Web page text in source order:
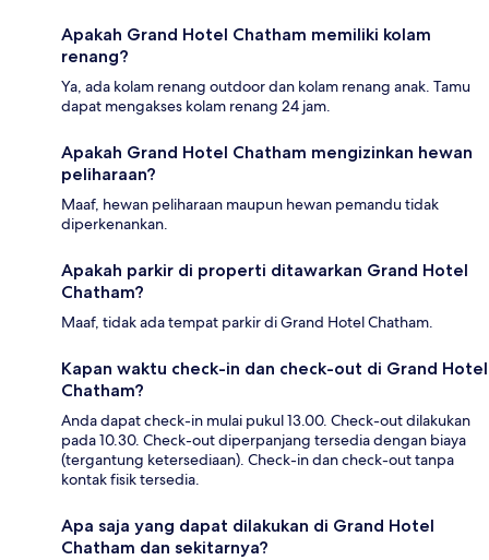
Apakah Grand Hotel Chatham memiliki kolam
renang?
Ya, ada kolam renang outdoor dan kolam renang anak. Tamu
dapat mengakses kolam renang 24 jam.
Apakah Grand Hotel Chatham mengizinkan hewan
peliharaan?
Maaf, hewan peliharaan maupun hewan pemandu tidak
diperkenankan.
Apakah parkir di properti ditawarkan Grand Hotel
Chatham?
Maaf, tidak ada tempat parkir di Grand Hotel Chatham.
Kapan waktu check-in dan check-out di Grand Hotel
Chatham?
Anda dapat check-in mulai pukul 13.00. Check-out dilakukan
pada 10.30. Check-out diperpanjang tersedia dengan biaya
(tergantung ketersediaan). Check-in dan check-out tanpa
kontak fisik tersedia.
Apa saja yang dapat dilakukan di Grand Hotel
Chatham dan sekitarnya?